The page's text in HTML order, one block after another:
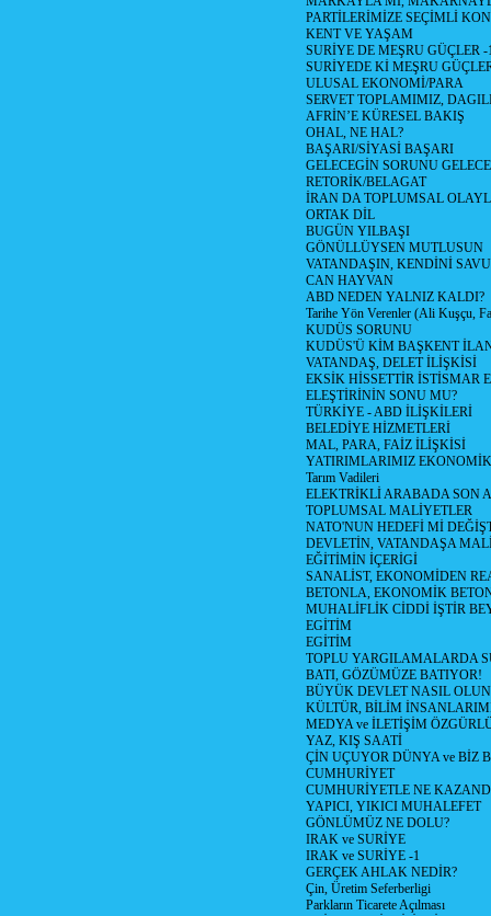
PARTİLERİMİZE SEÇİMLİ
KENT VE YAŞAM
SURİYE DE MEŞRU GÜÇLER -
SURİYEDE Kİ MEŞRU
ULUSAL EKONOMİ/PARA
SERVET TOPLAMIMIZ,
AFRİN’E KÜRESEL BAKIŞ
OHAL, NE HAL?
BAŞARI/SİYASİ BAŞARI
GELECEGİN SORUNU
RETORİK/BELAGAT
İRAN DA TOPLUMSAL
ORTAK DİL
BUGÜN YILBAŞI
GÖNÜLLÜYSEN MUTLUSUN
VATANDAŞIN, KENDİNİ
CAN HAYVAN
ABD NEDEN YALNIZ KALDI?
Tarihe Yön Verenler (Ali Kuşçu,
KUDÜS SORUNU
KUDÜS'Ü KİM BAŞKENT
VATANDAŞ, DELET İLİŞKİSİ
EKSİK HİSSETTİR İSTİSMAR
ELEŞTİRİNİN SONU MU?
TÜRKİYE - ABD İLİŞKİLERİ
BELEDİYE HİZMETLERİ
MAL, PARA, FAİZ İLİŞKİSİ
YATIRIMLARIMIZ
Tarım Vadileri
ELEKTRİKLİ ARABADA SON
TOPLUMSAL MALİYETLER
NATO'NUN HEDEFİ Mİ
DEVLETİN, VATANDAŞA
EĞİTİMİN İÇERİGİ
SANALİST, EKONOMİDEN
BETONLA, EKONOMİK
MUHALİFLİK CİDDİ İŞTİR
EGİTİM
EGİTİM
TOPLU YARGILAMALARDA
BATI, GÖZÜMÜZE BATIYOR!
BÜYÜK DEVLET NASIL
KÜLTÜR, BİLİM
MEDYA ve İLETİŞİM
YAZ, KIŞ SAATİ
ÇİN UÇUYOR DÜNYA ve BİZ
CUMHURİYET
CUMHURİYETLE NE
YAPICI, YIKICI MUHALEFET
GÖNLÜMÜZ NE DOLU?
IRAK ve SURİYE
IRAK ve SURİYE -1
GERÇEK AHLAK NEDİR?
Çin, Üretim Seferberligi
Parkların Ticarete Açılması